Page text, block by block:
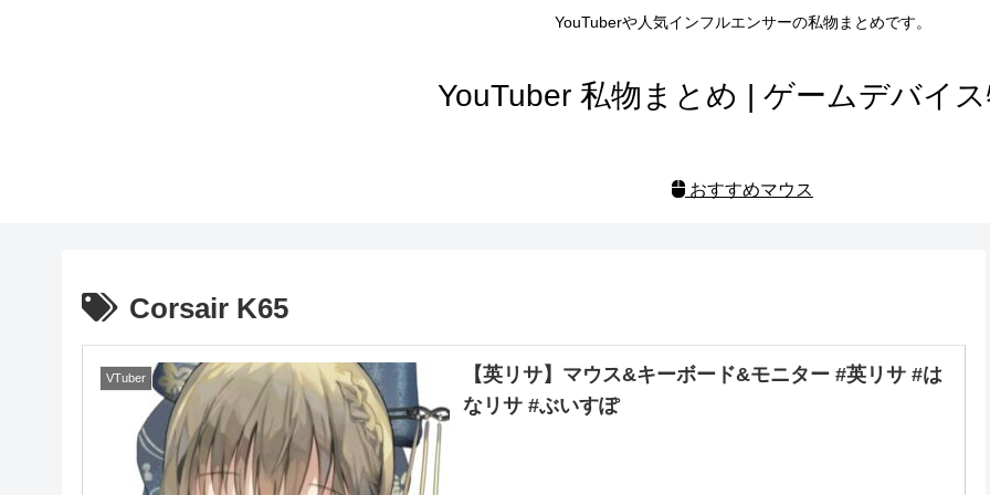
YouTuberや人気インフルエンサーの私物まとめです。
YouTuber 私物まとめ | ゲームデバイ
おすすめマウス
Corsair K65
VTuber
【英リサ】マウス&キーボード&モニター #英リサ #は
なリサ #ぶいすぽ